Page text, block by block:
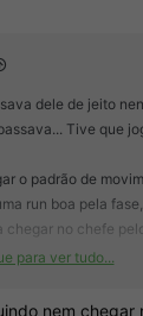
dele de jeito
Tive que
o padrão de
run boa pela
chegar no chefe
para ver tudo...
nem chegar